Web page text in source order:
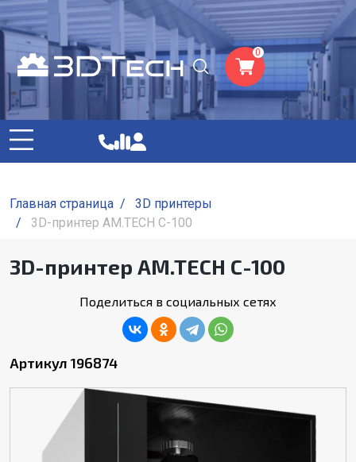
0
Главная страница /
3D принтеры
/
3D-принтер AM.TECH C-100
3D-принтер AM.TECH C-100
Поделиться в социальных сетях
Артикул 196874